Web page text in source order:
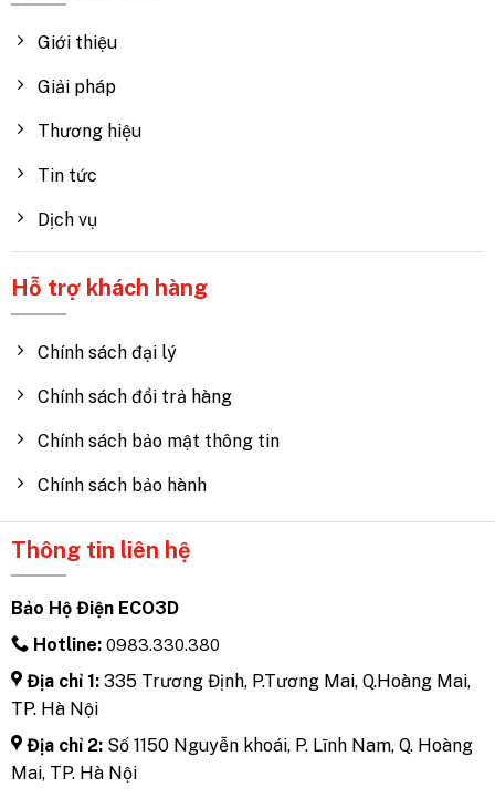
Giới thiệu
Giải pháp
Thương hiệu
Tin tức
Dịch vụ
Hỗ trợ khách hàng
Chính sách đại lý
Chính sách đổi trả hàng
Chính sách bảo mật thông tin
Chính sách bảo hành
Thông tin liên hệ
Bảo Hộ Điện ECO3D
Hotline: 0983.330.380
Địa chỉ 1: 335 Trương Định, P.Tương Mai, Q.Hoàng Mai,
TP. Hà Nội
Địa chỉ 2: Số 1150 Nguyễn khoái, P. Lĩnh Nam, Q. Hoàng
Mai, TP. Hà Nội